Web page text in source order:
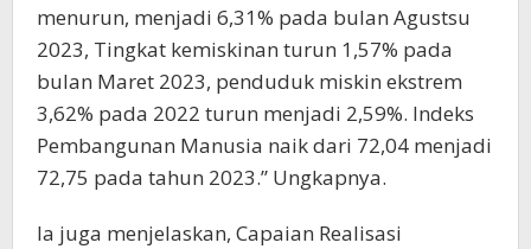
menurun, menjadi 6,31% pada bulan Agustsu
2023, Tingkat kemiskinan turun 1,57% pada
bulan Maret 2023, penduduk miskin ekstrem
3,62% pada 2022 turun menjadi 2,59%. Indeks
Pembangunan Manusia naik dari 72,04 menjadi
72,75 pada tahun 2023.” Ungkapnya.
Ia juga menjelaskan, Capaian Realisasi